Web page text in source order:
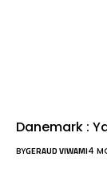
Danemark :
BYGERAUD VIWAMI4